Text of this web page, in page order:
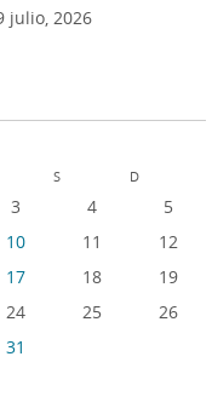
julio, 2026
S D
3 4
5
10 11
12
17 18
19
24 25
26
31